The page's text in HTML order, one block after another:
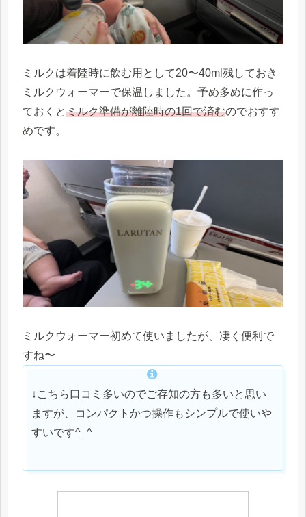
ミルクは着陸時に飲む用として20〜40ml残しておき
ミルクウォーマーで保温しました。予め多めに作っ
ておくとミルク準備が離陸時の1回で済むのでおすす
めです。
ミルクウォーマー初めて使いましたが、凄く便利で
すね〜
↓こちら口コミ多いのでご存知の方も多いと思い
ますが、コンパクトかつ操作もシンプルで使いや
すいです^_^